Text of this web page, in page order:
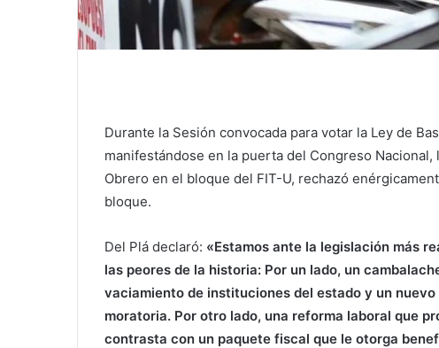
Durante la Sesión convocada para votar la Ley de
manifestándose en la puerta del Congreso
Obrero en el bloque del FIT-U, rechazó
bloque.
Del Plá declaró: «Estamos ante la legislación más
las peores de la historia: Por un lado, un
vaciamiento de instituciones del estado y un
moratoria. Por otro lado, una reforma laboral que
contrasta con un paquete fiscal que le otorga